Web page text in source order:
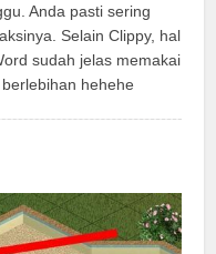
Anda pasti sering
Selain Clippy, hal
sudah jelas memakai
berlebihan hehehe